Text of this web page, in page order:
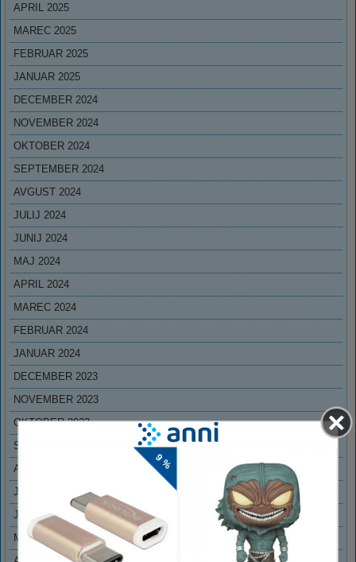
APRIL 2025
MAREC 2025
FEBRUAR 2025
JANUAR 2025
DECEMBER 2024
NOVEMBER 2024
OKTOBER 2024
SEPTEMBER 2024
AVGUST 2024
JULIJ 2024
JUNIJ 2024
MAJ 2024
APRIL 2024
MAREC 2024
FEBRUAR 2024
JANUAR 2024
DECEMBER 2023
NOVEMBER 2023
OKTOBER 2023
SEPTEMBER 2023
AVGUST 2023
JULIJ 2023
JUNIJ 2023
MAJ 2023